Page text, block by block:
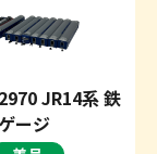
JR14系 鉄
ージ